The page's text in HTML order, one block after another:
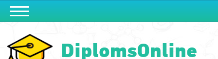
DiplomsOnline